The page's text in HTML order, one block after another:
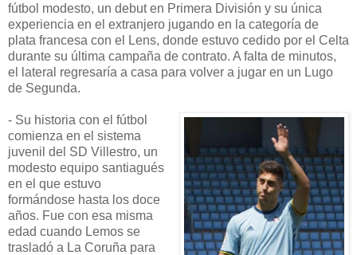
fútbol modesto, un debut en Primera División y su única
experiencia en el extranjero jugando en la categoría de
plata francesa con el Lens, donde estuvo cedido por el Celta
durante su última campaña de contrato. A falta de minutos,
el lateral regresaría a casa para volver a jugar en un Lugo
de Segunda.
- Su historia con el fútbol
comienza en el sistema
juvenil del SD Villestro, un
modesto equipo santiagués
en el que estuvo
formándose hasta los doce
años. Fue con esa misma
edad cuando Lemos se
trasladó a La Coruña para